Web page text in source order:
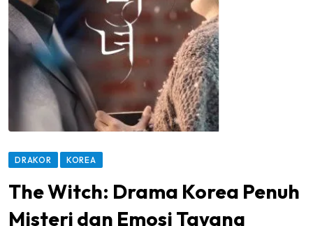
DRAKOR KOREA
The Witch: Drama Korea Penuh
Misteri dan Emosi Tayang